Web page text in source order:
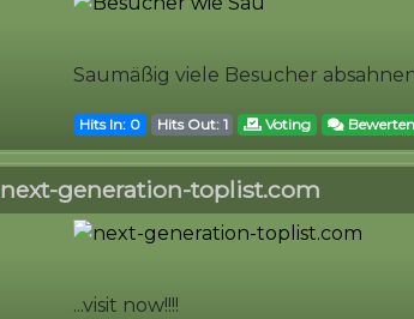
Saumäßig viele Besucher
Hits In: 0 Hits Out: 1 Voting Bewerten
next-generation-toplist.com
...visit now!!!!